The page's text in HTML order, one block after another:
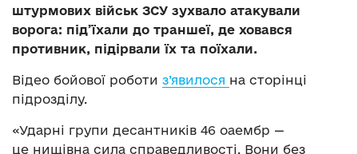
штурмових військ ЗСУ зухвало атакували
ворога: під’їхали до траншеї, де ховався
противник, підірвали їх та поїхали.
Відео бойової роботи з’явилося на сторінці
підрозділу.
«Ударні групи десантників 46 оаембр —
це нищівна сила справедливості. Вони без